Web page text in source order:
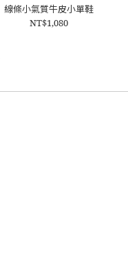
線條小氣質牛皮小單鞋
NT$1,080